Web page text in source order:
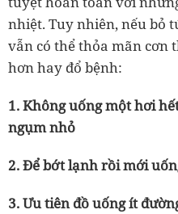
nhiệt. Tuy nhiên, nếu bỏ
vẫn có thể thỏa mãn cơn
hơn hay đổ bệnh:
1. Không uống một hơi
ngụm nhỏ
2. Để bớt lạnh rồi mới
3. Ưu tiên đồ uống ít